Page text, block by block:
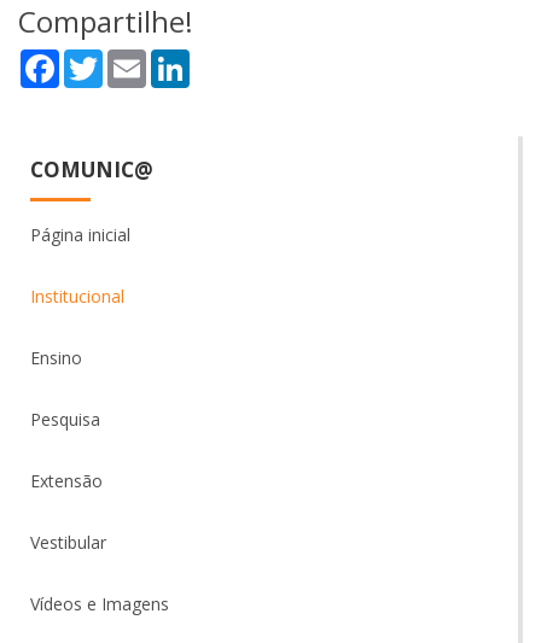
Compartilhe!
Facebook
TwitterEmail
COMUNIC@
Página inicial
Institucional
Ensino
Pesquisa
Extensão
Vestibular
Vídeos e Imagens